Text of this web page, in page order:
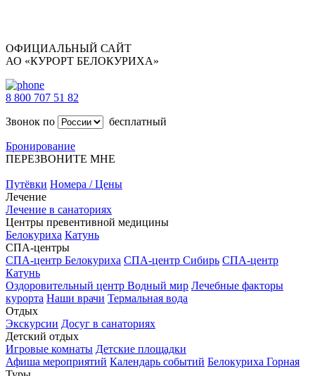
ОФИЦИАЛЬНЫЙ САЙТ
АО «КУРОРТ БЕЛОКУРИХА»
8 800 707 51 82
Звонок по
бесплатный
Бронирование
ПЕРЕЗВОНИТЕ МНЕ
Путёвки Номера / Цены
Лечение
Лечение в санаториях
Центры превентивной медицины
Белокуриха Катунь
СПА-центры
СПА-центр Белокуриха СПА-центр Сибирь СПА-центр
Катунь
Оздоровительный центр Водный мир Лечебные факторы
курорта Наши врачи Термальная вода
Отдых
Экскурсии Досуг в санаториях
Детский отдых
Игровые комнаты Детские площадки
Афиша мероприятий Календарь событий Белокуриха Горная